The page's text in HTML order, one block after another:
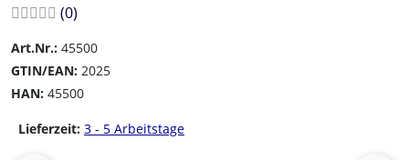
Bewertungen:
(0Bewertungen
)
Art.Nr.: 45500
GTIN/EAN: 2025
HAN: 45500
Lieferzeit: 3 - 5 Arbeitstage